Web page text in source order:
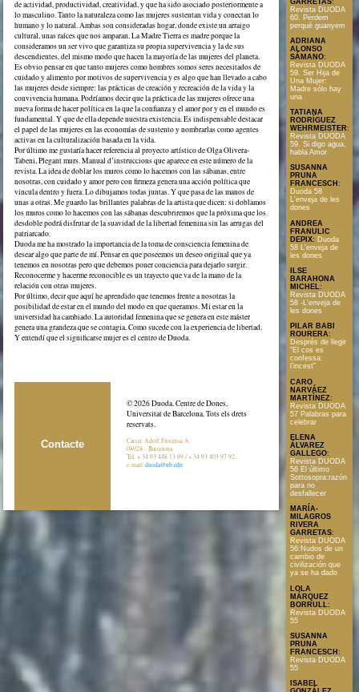
de actividad, productividad, creatividad, y que ha sido asociado posteriormente a
lo masculino. Tanto la naturaleza como las mujeres sustentan vida y conectan lo
humano y lo natural. Ambas son consideradas hogar, donde existe un arraigo
cultural, unas raíces que nos amparan. La Madre Tierra es madre porque la
consideramos un ser vivo que garantiza su propia supervivencia y la de sus
descendientes, del mismo modo que hacen la mayoría de las mujeres del planeta.
Es obvio pensar en que tanto mujeres como hombres somos seres necesitados de
cuidado y alimento por motivos de supervivencia y es algo que han llevado a cabo
las mujeres desde siempre: las prácticas de creación y recreación de la vida y la
convivencia humana. Podríamos decir que la práctica de las mujeres ofrece una
nueva forma de hacer política en la que la confianza y el amor por y en el mundo es
fundamental. Y que de ella depende nuestra existencia. Es indispensable destacar
el papel de las mujeres en las economías de sustento y nombrarlas como agentes
activas en la culturalización basada en la vida.
Por último me gustaría hacer referencia al proyecto artístico de Olga Olivera-
Tabeni, Plegant murs. Manual d’instruccions que aparece en este número de la
revista. La idea de doblar los muros como lo hacemos con las sábanas, entre
nosotras, con cuidado y amor pero con firmeza genera una acción política que
vincula dentro y fuera. Lo dibujamos todas juntas. Y que pasa de las manos de
unas a otras. Me guardo las brillantes palabras de la artista que dicen: si doblamos
los muros como lo hacemos con las sábanas descubriremos que la próxima que los
desdoble podrá disfrutar de la suavidad de la libertad femenina sin las arrugas del
patriarcado.
Duoda me ha mostrado la importancia de la toma de consciencia femenina de
desear algo que parte de mí. Pensar en que poseemos un deseo original que ya
tenemos en nosotras pero que debemos poner conciencia para dejarlo surgir.
Reconocerme y hacerme reconocible es un trayecto que va de la mano de la
relación con otras mujeres.
Por último, decir que aquí he aprendido que tenemos frente a nosotras la
posibilidad de estar en el mundo del modo en que queramos. Mi estar en la
universidad ha cambiado. La autoridad femenina que se genera en este máster
genera una grandeza que se contagia. Como sucede con la experiencia de libertad.
Y entendí que el significarse mujer es el centro de Duoda.
Contacte
© 2026 Duoda. Centre de Dones,
Universitat de Barcelona, Tots els drets
reservats.
Carrer Adolf Florensa, 8,
08028 - Barcelona
Tel. + 34 93 448 13 99 / + 34 93 403 97 92.
e-mail:duoda@ub.edu
Revista DUODA
60. Perdem
perquè guanyem
ADRIANA
ALONSO
SÁMANO:
Revista DUODA
59. Ser Hija de
Una Mujer:
Madre sólo hay
una
TATIANA
RODRÍGUEZ
WEHRMEISTER:
Revista DUODA
59. Si digo agua,
habla Amor
SUSANNA
PRUNA
FRANCESCH :
Duoda 58
L'enveja de les
dones
ANDREA
FRANULIC
DEPIX: Duoda
58 L'enveja de
les dones
ILSE
BARAHONA
MICHEL:
Revista DUODA
58 -L'enveja de
les dones
PILAR BABI
ROURERA:
Després de llegir
“El cos es
confessa:
l’incest”
CARO
NARVÁEZ
MARTÍNEZ:
Revista DUODA
57 Palabras para
celebrar
ELENA
ÁLVAREZ
GALLEGO:
Revista DUODA
56 El último
Sottosopra:razón
para no
desfallecer
MARÍA-
MILAGROS
RIVERA
GARRETAS:
Revista DUODA
56:Nudos de un
cambio de
civilización que
ya se ha dado
LOLA
MÁRQUEZ
BORRULL :
Revista DUODA
55
SUSANNA
PRUNA
FRANCESCH :
Revista DUODA
55
ISABEL